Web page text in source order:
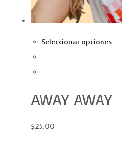
Seleccionar opciones
AWAY AWAY
$25.00